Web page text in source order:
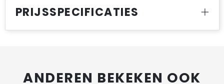
PRIJSSPECIFICATIES
ANDEREN BEKEKEN OOK